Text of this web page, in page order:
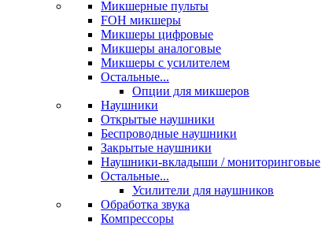
Микшерные пульты
FOH микшеры
Микшеры цифровые
Микшеры аналоговые
Микшеры с усилителем
Остальные...
Опции для микшеров
Наушники
Открытые наушники
Беспроводные наушники
Закрытые наушники
Наушники-вкладыши / мониторинговые
Остальные...
Усилители для наушников
Обработка звука
Компрессоры